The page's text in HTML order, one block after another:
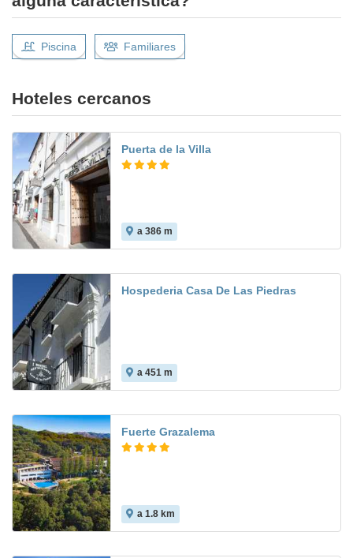
Piscina Familiares
Hoteles cercanos
Puerta de la Villa
a 386 m
Hospederia Casa De Las Piedras
a 451 m
Fuerte Grazalema
a 1.8 km